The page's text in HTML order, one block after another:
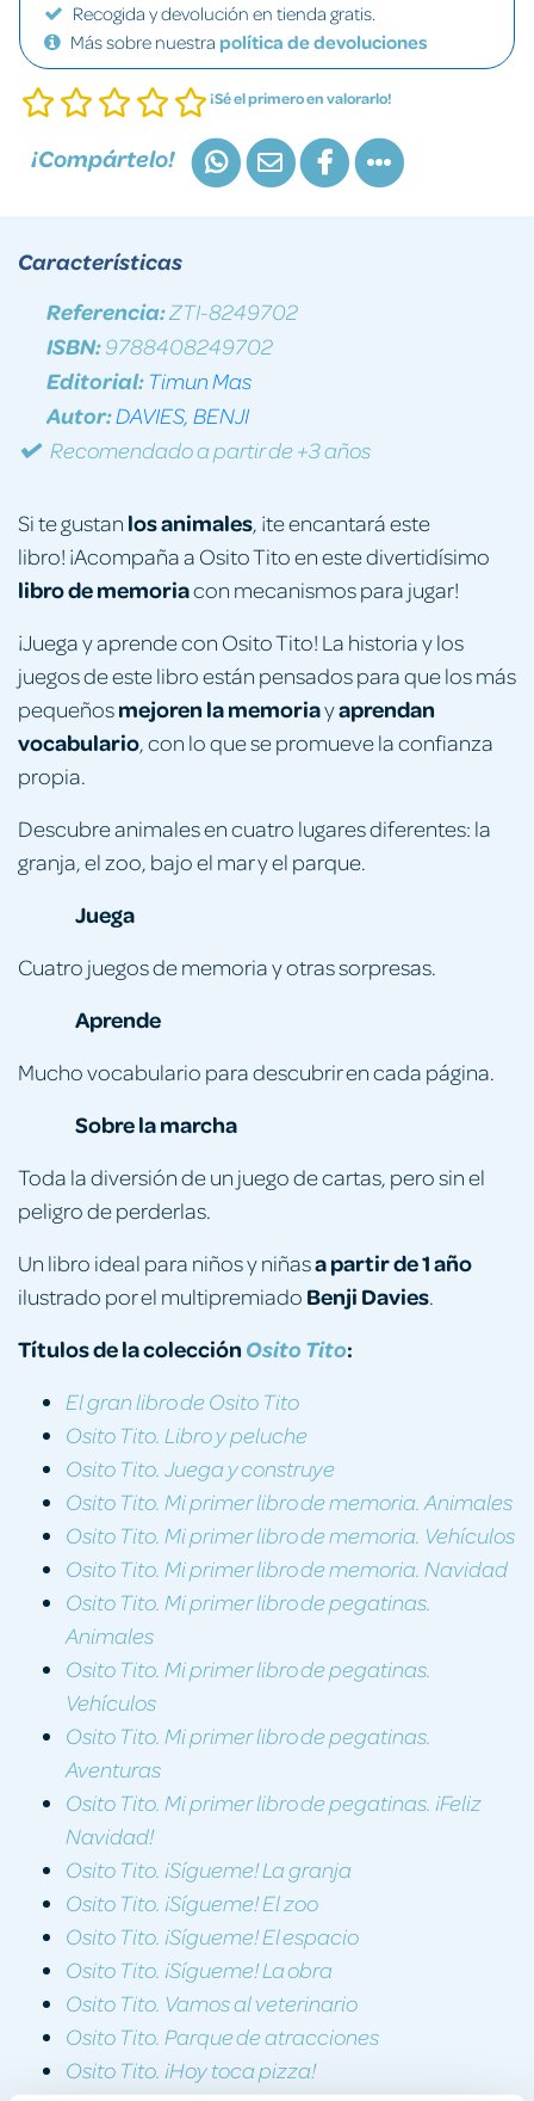
Recogida y devolución en tienda gratis.
Más sobre nuestra política de devoluciones
¡Sé el primero en valorarlo!
¡Compártelo!
Si te gustan los animales, ¡te encantará este
libro! ¡Acompaña a Osito Tito en este divertidísimo
libro de memoriacon mecanismos para jugar!
¡Juega y aprende con Osito Tito! La historia y los
juegos de este libro están pensados para que los más
pequeñosmejoren la memoriayaprendan
vocabulario, con lo que se promueve la confianza
propia.
Descubre animales en cuatro lugares diferentes: la
granja, el zoo, bajo el mar y el parque.
Juega
Cuatro juegos de memoria y otras sorpresas.
Aprende
Mucho vocabulario para descubrir en cada página.
Sobre la marcha
Toda la diversión de un juego de cartas, pero sin el
peligro de perderlas.
Un libro ideal para niños y niñasa partir de 1 año
ilustrado por el multipremiado Benji Davies.
Títulos de la colección Osito Tito:
El gran libro de Osito Tito
Osito Tito. Libro y peluche
Osito Tito. Juega y construye
Osito Tito. Mi primer libro de memoria. Animales
Osito Tito. Mi primer libro de memoria. Vehículos
Osito Tito. Mi primer libro de memoria. Navidad
Osito Tito. Mi primer libro de pegatinas.
Animales
Osito Tito. Mi primer libro de pegatinas.
Vehículos
Osito Tito. Mi primer libro de pegatinas.
Aventuras
Osito Tito. Mi primer libro de pegatinas. ¡Feliz
Navidad!
Osito Tito. ¡Sígueme! La granja
Osito Tito. ¡Sígueme! El zoo
Osito Tito. ¡Sígueme! El espacio
Osito Tito. ¡Sígueme! La obra
Osito Tito. Vamos al veterinario
Osito Tito. Parque de atracciones
Osito Tito. ¡Hoy toca pizza!
Características
Referencia:ZTI-8249702
ISBN:9788408249702
Editorial: Timun Mas
Autor:DAVIES, BENJI
Recomendado a partir de +3 años